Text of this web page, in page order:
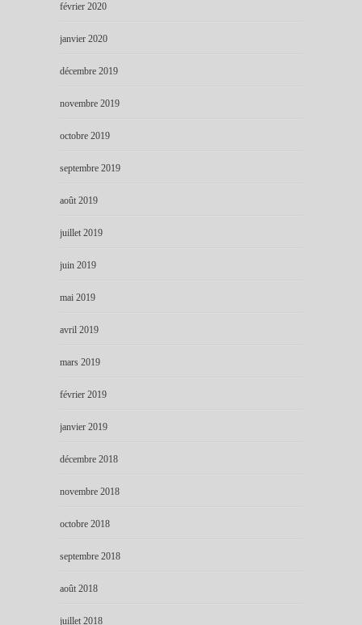
février 2020
janvier 2020
décembre 2019
novembre 2019
octobre 2019
septembre 2019
août 2019
juillet 2019
juin 2019
mai 2019
avril 2019
mars 2019
février 2019
janvier 2019
décembre 2018
novembre 2018
octobre 2018
septembre 2018
août 2018
juillet 2018